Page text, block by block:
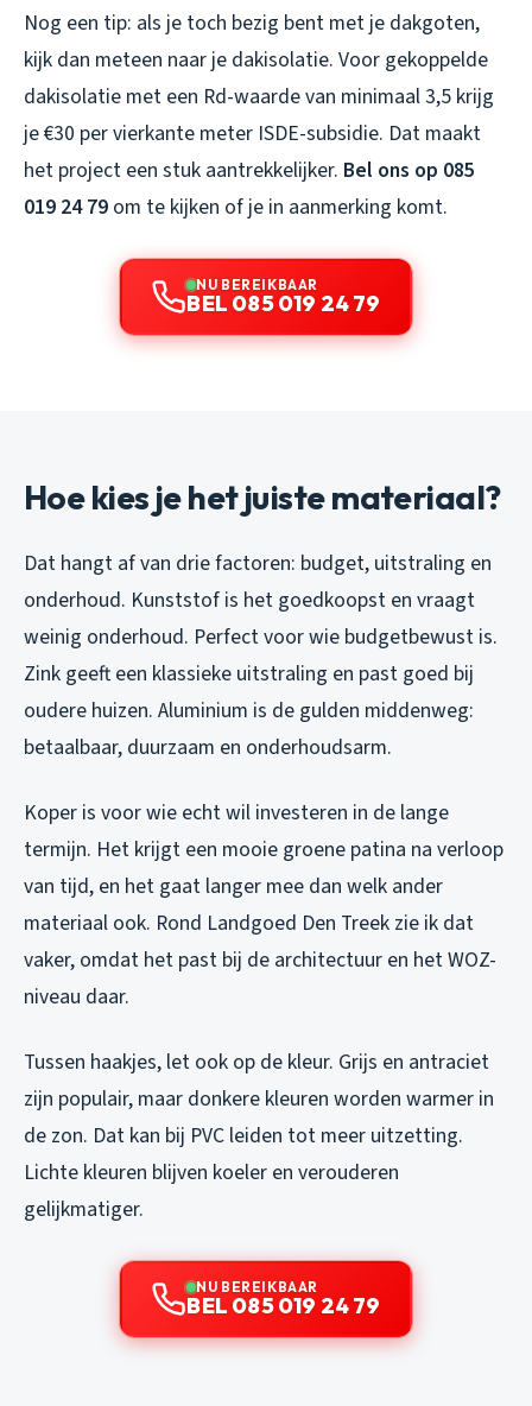
Nog een tip: als je toch bezig bent met je dakgoten,
kijk dan meteen naar je dakisolatie. Voor gekoppelde
dakisolatie met een Rd-waarde van minimaal 3,5 krijg
je €30 per vierkante meter ISDE-subsidie. Dat maakt
het project een stuk aantrekkelijker. Bel ons op 085
019 24 79 om te kijken of je in aanmerking komt.
NU BEREIKBAAR
BEL 085 019 24 79
Hoe kies je het juiste materiaal?
Dat hangt af van drie factoren: budget, uitstraling en
onderhoud. Kunststof is het goedkoopst en vraagt
weinig onderhoud. Perfect voor wie budgetbewust is.
Zink geeft een klassieke uitstraling en past goed bij
oudere huizen. Aluminium is de gulden middenweg:
betaalbaar, duurzaam en onderhoudsarm.
Koper is voor wie echt wil investeren in de lange
termijn. Het krijgt een mooie groene patina na verloop
van tijd, en het gaat langer mee dan welk ander
materiaal ook. Rond Landgoed Den Treek zie ik dat
vaker, omdat het past bij de architectuur en het WOZ-
niveau daar.
Tussen haakjes, let ook op de kleur. Grijs en antraciet
zijn populair, maar donkere kleuren worden warmer in
de zon. Dat kan bij PVC leiden tot meer uitzetting.
Lichte kleuren blijven koeler en verouderen
gelijkmatiger.
NU BEREIKBAAR
BEL 085 019 24 79